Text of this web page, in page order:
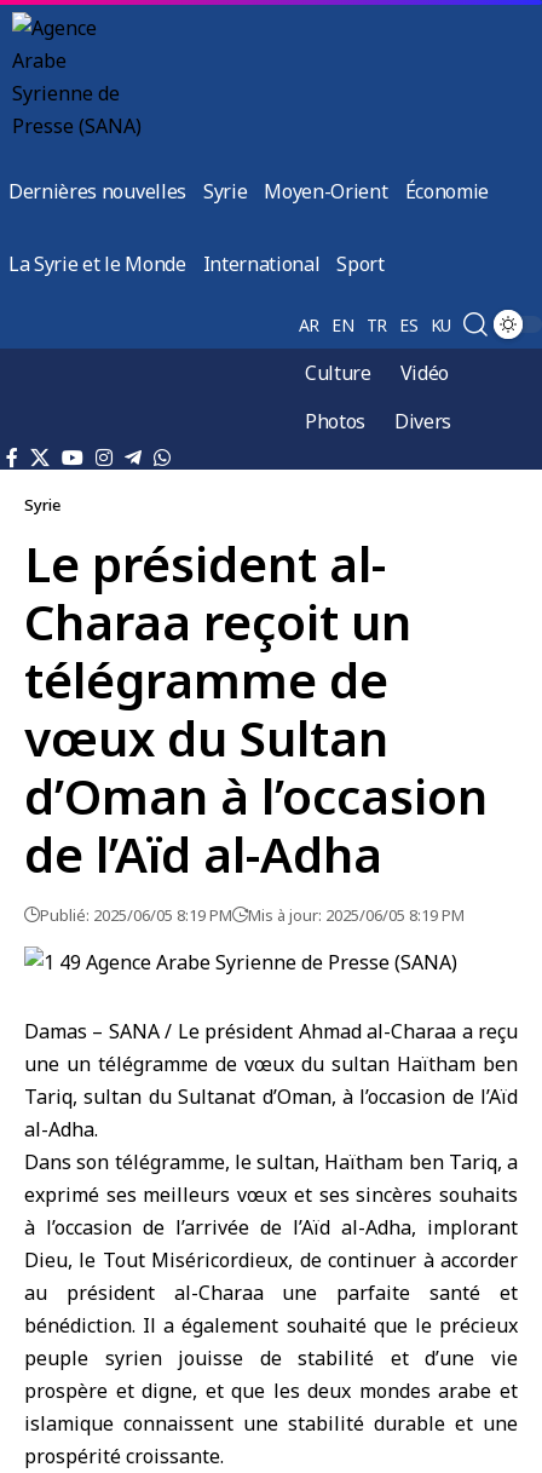
Dernières nouvelles Syrie Moyen-Orient Économie
La Syrie et le Monde International Sport
AR EN TR ES KU
Culture
Vidéo
Photos
Divers
Syrie
Le président al-
Charaa reçoit un
télégramme de
vœux du Sultan
d’Oman à l’occasion
de l’Aïd al-Adha
Publié: 2025/06/05 8:19 PM Mis à jour: 2025/06/05 8:19 PM
Damas – SANA / Le président Ahmad al-Charaa a reçu
une un télégramme de vœux du sultan Haïtham ben
Tariq, sultan du Sultanat d’Oman, à l’occasion de l’Aïd
al-Adha.
Dans son télégramme, le sultan, Haïtham ben Tariq, a
exprimé ses meilleurs vœux et ses sincères souhaits
à l’occasion de l’arrivée de l’Aïd al-Adha, implorant
Dieu, le Tout Miséricordieux, de continuer à accorder
au président al-Charaa une parfaite santé et
bénédiction. Il a également souhaité que le précieux
peuple syrien jouisse de stabilité et d’une vie
prospère et digne, et que les deux mondes arabe et
islamique connaissent une stabilité durable et une
prospérité croissante.